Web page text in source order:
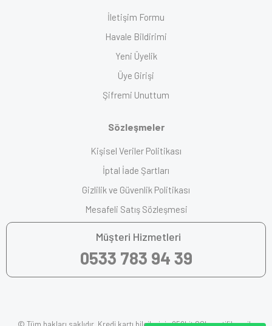
İletişim Formu
Havale Bildirimi
Yeni Üyelik
Üye Girişi
Şifremi Unuttum
Sözleşmeler
Kişisel Veriler Politikası
İptal İade Şartları
Gizlilik ve Güvenlik Politikası
Mesafeli Satış Sözleşmesi
Müşteri Hizmetleri
0533 783 94 39